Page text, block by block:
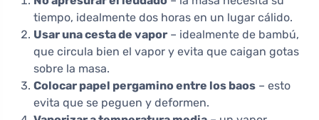
tiempo, idealmente dos horas en un lugar cálido.
Usar una cesta de vapor – idealmente de bambú,
que circula bien el vapor y evita que caigan gotas
sobre la masa.
Colocar papel pergamino entre los baos – esto
evita que se peguen y deformen.